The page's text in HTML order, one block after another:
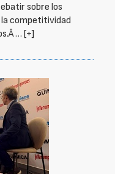
sobre los
competitividad
… [+]